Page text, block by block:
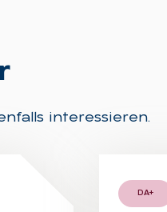
interessieren.
DA+